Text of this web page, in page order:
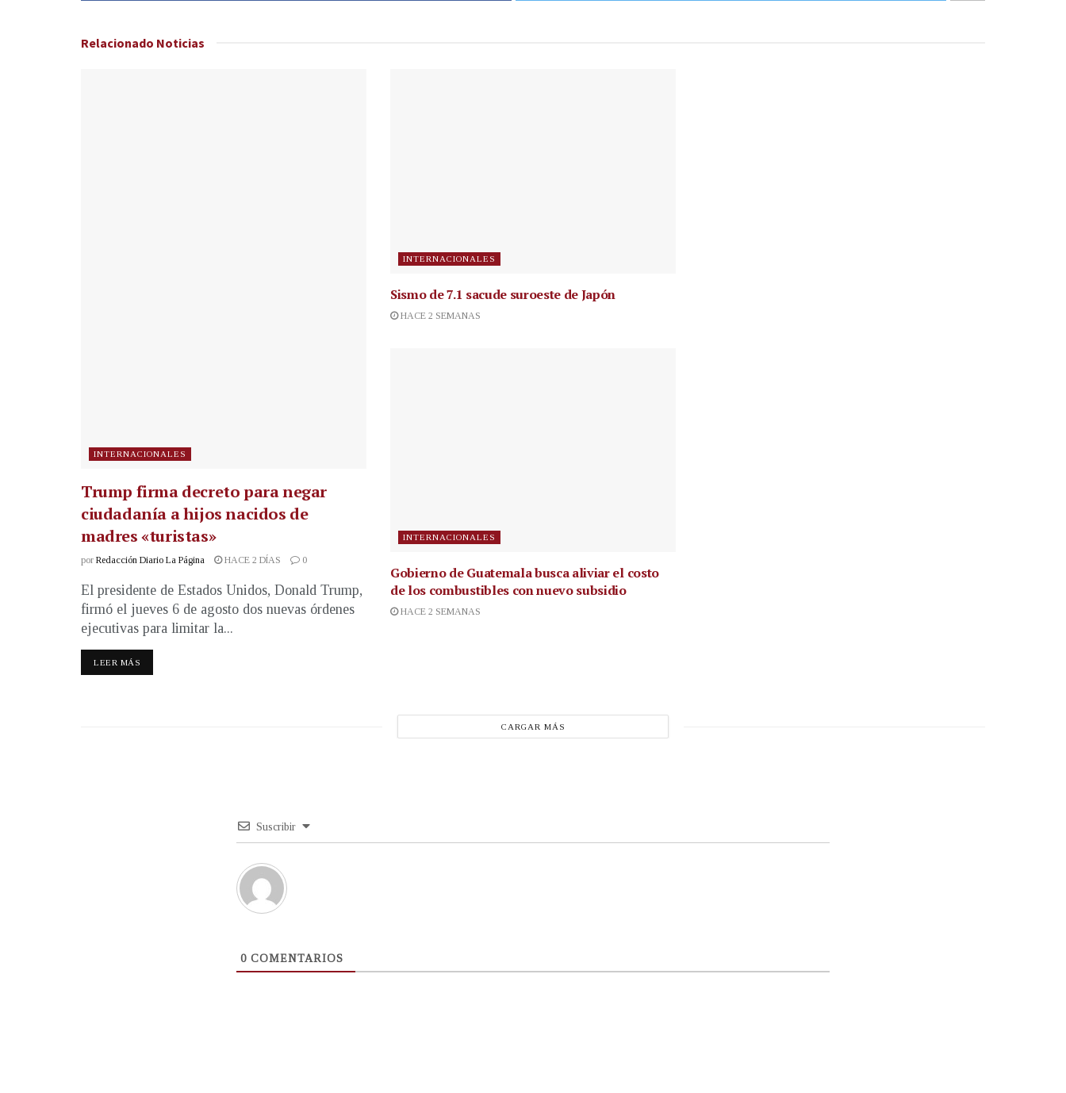
Relacionado Noticias
INTERNACIONALES
Trump firma decreto para negar
ciudadanía a hijos nacidos de
madres «turistas»
por Redacción Diario La Página HACE 2 DÍAS 0
El presidente de Estados Unidos, Donald Trump,
firmó el jueves 6 de agosto dos nuevas órdenes
ejecutivas para limitar la...
LEER MÁS
INTERNACIONALES
Sismo de 7.1 sacude suroeste de Japón
HACE 2 SEMANAS
INTERNACIONALES
Gobierno de Guatemala busca aliviar el costo
de los combustibles con nuevo subsidio
HACE 2 SEMANAS
CARGAR MÁS
Suscribir
0 COMENTARIOS